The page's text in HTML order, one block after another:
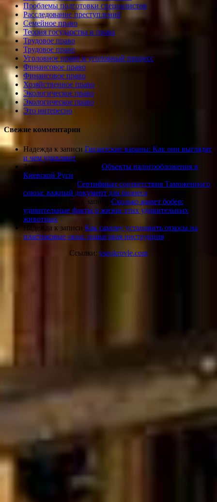
Проблемы подготовки специалистов
Расследование преступлений
Семейное право
Теория государства и права
Трудовое право
Трудовое право
Уголовное право и уголовный процесс
Финансовое право
Финансовое право
Хозяйственное право
Экологическое право
Экологическое право
Это интересно
Свежие комментарии
Надежда к записи Гигантские вараны: Как они выглядят
и чем удивляют
Захар Фролов
Объекты налогообложения в
Киевской Руси
Сертификат соответствия Таможенного
союза: важный документ для бизнеса
к записи Сколько живет бобер:
удивительные факты о жизни этих удивительных
животных
Надежда к записи Как самому установить откосы на
пластиковые окна: пошаговая инструкция
Ссылки: vseokrovle.com